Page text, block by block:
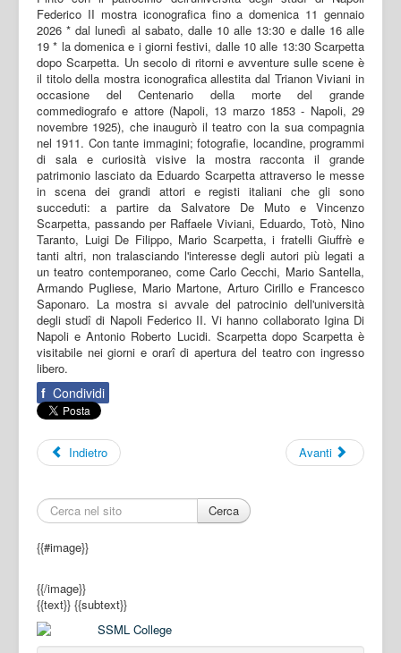
Federico II mostra iconografica fino a domenica 11 gennaio
2026 * dal lunedì al sabato, dalle 10 alle 13:30 e dalle 16 alle
19 * la domenica e i giorni festivi, dalle 10 alle 13:30 Scarpetta
dopo Scarpetta. Un secolo di ritorni e avventure sulle scene è
il titolo della mostra iconografica allestita dal Trianon Viviani in
occasione del Centenario della morte del grande
commediografo e attore (Napoli, 13 marzo 1853 - Napoli, 29
novembre 1925), che inaugurò il teatro con la sua compagnia
nel 1911. Con tante immagini; fotografie, locandine, programmi
di sala e curiosità visive la mostra racconta il grande
patrimonio lasciato da Eduardo Scarpetta attraverso le messe
in scena dei grandi attori e registi italiani che gli sono
succeduti: a partire da Salvatore De Muto e Vincenzo
Scarpetta, passando per Raffaele Viviani, Eduardo, Totò, Nino
Taranto, Luigi De Filippo, Mario Scarpetta, i fratelli Giuffrè e
tanti altri, non tralasciando l'interesse degli autori più legati a
un teatro contemporaneo, come Carlo Cecchi, Mario Santella,
Armando Pugliese, Mario Martone, Arturo Cirillo e Francesco
Saponaro. La mostra si avvale del patrocinio dell'università
degli studî di Napoli Federico II. Vi hanno collaborato Igina Di
Napoli e Antonio Roberto Lucidi. Scarpetta dopo Scarpetta è
visitabile nei giorni e orarî di apertura del teatro con ingresso
libero.
f Condividi
Indietro Avanti
Cerca
{{#image}}
{{/image}}
{{text}} {{subtext}}